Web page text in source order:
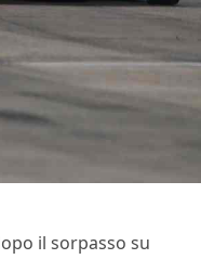
il sorpasso su